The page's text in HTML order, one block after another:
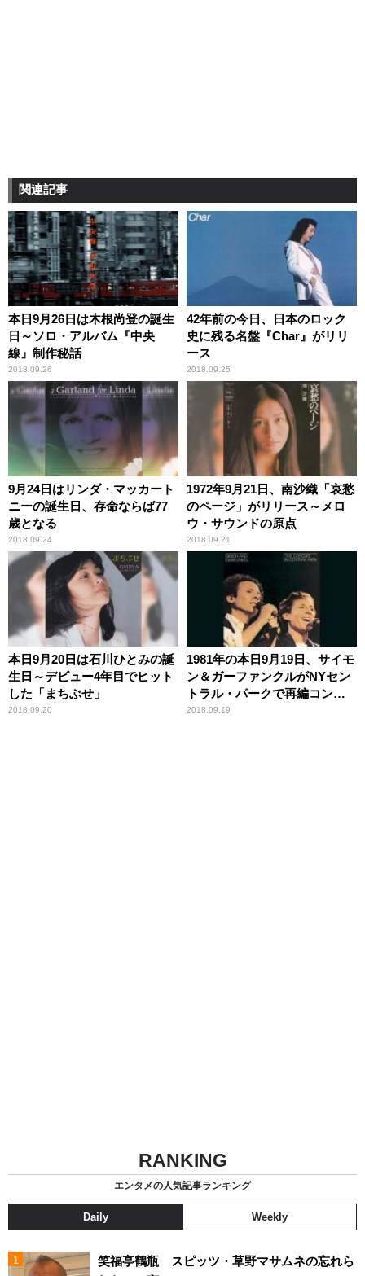
関連記事
本日9月26日は木根尚登の誕生
日～ソロ・アルバム『中央
線』制作秘話
2018.09.26
42年前の今日、日本のロック
史に残る名盤『Char』がリリ
ース
2018.09.25
9月24日はリンダ・マッカート
ニーの誕生日、存命ならば77
歳となる
2018.09.24
1972年9月21日、南沙織「哀愁
のページ」がリリース～メロ
ウ・サウンドの原点
2018.09.21
本日9月20日は石川ひとみの誕
生日～デビュー4年目でヒット
した「まちぶせ」
2018.09.20
1981年の本日9月19日、サイモ
ン＆ガーファンクルがNYセン
トラル・パークで再編コンサ
ート
2018.09.19
RANKING
エンタメの人気記事ランキング
Daily Weekly
笑福亭鶴瓶 スピッツ・草野マサムネの忘れら